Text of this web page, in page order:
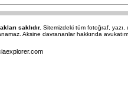
saklıdır. Sitemizdeki tüm fotoğraf, yazı,
Aksine davrananlar hakkında